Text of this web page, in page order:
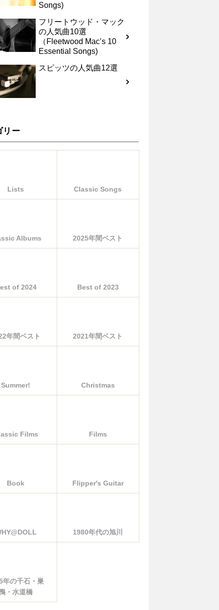
Songs)
フリートウッド・マック
の人気曲10選
（Fleetwood Mac’s 10
Essential Songs)
スピッツの人気曲12選
リー
Lists Classic Songs
Albums 2025年間ベスト
of 2024 Best of 2023
年間ベスト 2021年間ベスト
Summer! Christmas
Films Films
Book Flipper's Guitar
1980年代の旭川
年の千石・巣
・水道橋